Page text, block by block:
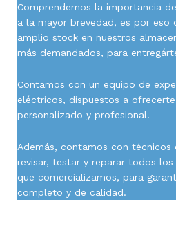
Comprendemos la importancia
a la mayor brevedad, es por eso
amplio stock en nuestros
más demandados, para
Contamos con un equipo de
eléctricos, dispuestos a
personalizado y profesional.
Además, contamos con técnicos
revisar, testar y reparar todos
que comercializamos, para
completo y de calidad.